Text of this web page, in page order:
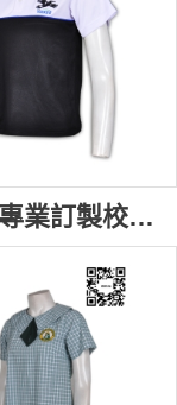
SU169 專業訂製校服樣式短袖polo恤 撞色拼接短袖polo恤 個性袖位繡花polo恤 短袖polo恤香港公司